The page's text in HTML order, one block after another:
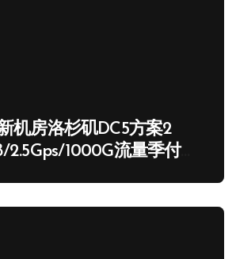
机房洛杉矶DC5方案2
2.5Gps/1000G流量季付